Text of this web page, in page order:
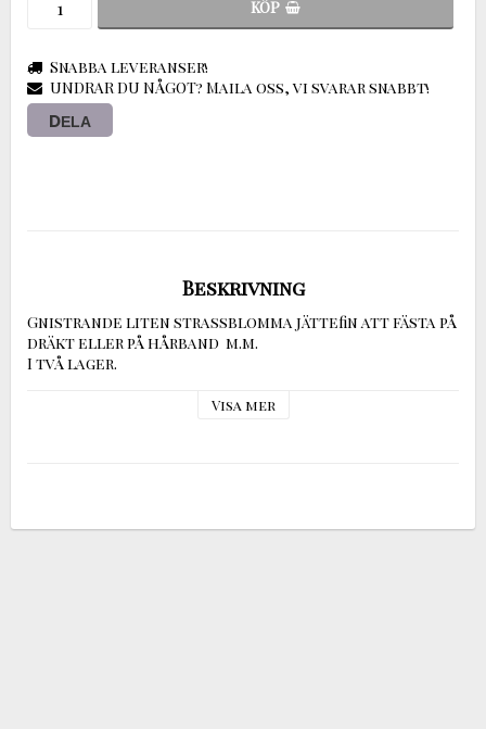
KÖP
Snabba leveranser!
UNDRAR DU NÅGOT? Maila oss, vi svarar snabbt!
DELA
Beskrivning
Gnistrande liten strassblomma jättefin att fästa på
dräkt eller på hårband  m.m.
I två lager.
Visa mer